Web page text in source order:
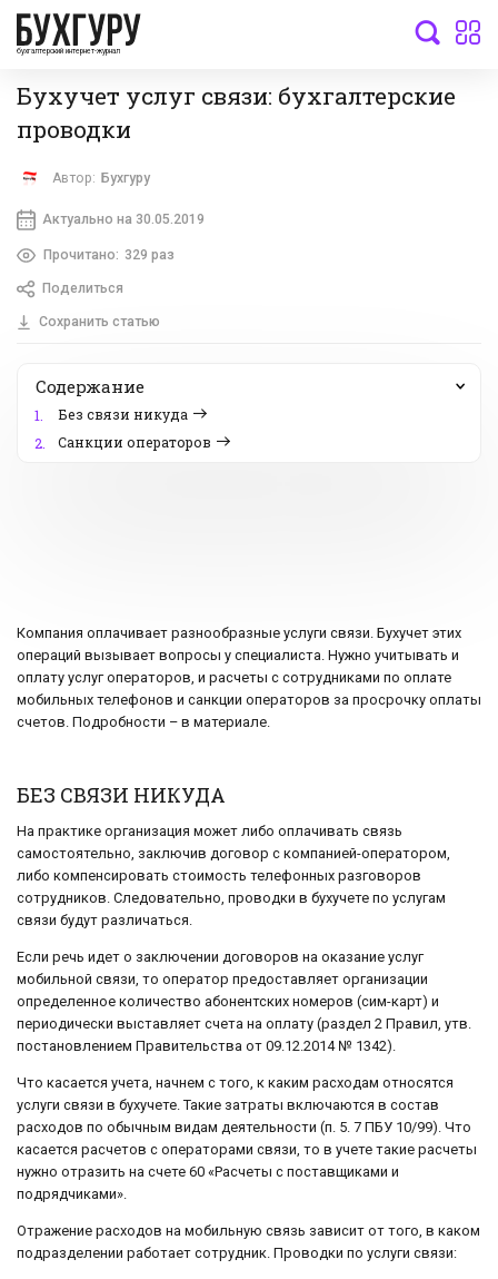
бухгалтерский интернет-журнал
Бухучет услуг связи: бухгалтерские
проводки
Автор: Бухгуру
Актуально на 30.05.2019
Прочитано: 329 раз
Поделиться
Сохранить статью
Содержание
1.
Без связи никуда
2.
Санкции операторов
Компания оплачивает разнообразные услуги связи. Бухучет этих
операций вызывает вопросы у специалиста. Нужно учитывать и
оплату услуг операторов, и расчеты с сотрудниками по оплате
мобильных телефонов и санкции операторов за просрочку оплаты
счетов. Подробности – в материале.
БЕЗ СВЯЗИ НИКУДА
На практике организация может либо оплачивать связь
самостоятельно, заключив договор с компанией-оператором,
либо компенсировать стоимость телефонных разговоров
сотрудников. Следовательно, проводки в бухучете по услугам
связи будут различаться.
Если речь идет о заключении договоров на оказание услуг
мобильной связи, то оператор предоставляет организации
определенное количество абонентских номеров (сим-карт) и
периодически выставляет счета на оплату (раздел 2 Правил, утв.
постановлением Правительства от 09.12.2014 № 1342).
Что касается учета, начнем с того, к каким расходам относятся
услуги связи в бухучете. Такие затраты включаются в состав
расходов по обычным видам деятельности (п. 5. 7 ПБУ 10/99). Что
касается расчетов с операторами связи, то в учете такие расчеты
нужно отразить на счете 60 «Расчеты с поставщиками и
подрядчиками».
Отражение расходов на мобильную связь зависит от того, в каком
подразделении работает сотрудник. Проводки по услуги связи: